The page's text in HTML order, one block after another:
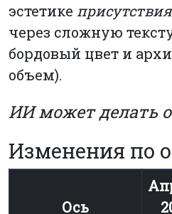
эстетике присутствия
через сложную
бордовый цвет и
объем).
ИИ может делать
Изменения по
Ось